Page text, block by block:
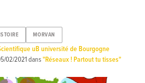
MORVAN
uB université de Bourgogne
02/2021dans"Réseaux ! Partout tu tisses"